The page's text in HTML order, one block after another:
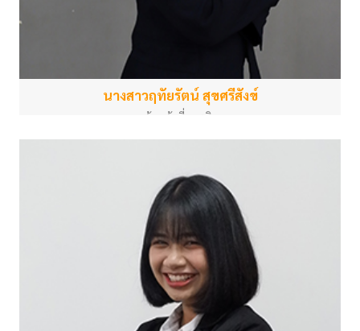
นางสาวฤทัยรัตน์ สุขศรีสังข์
เจ้าหน้าที่การเงิน
ruetairat.s@psu.ac.th